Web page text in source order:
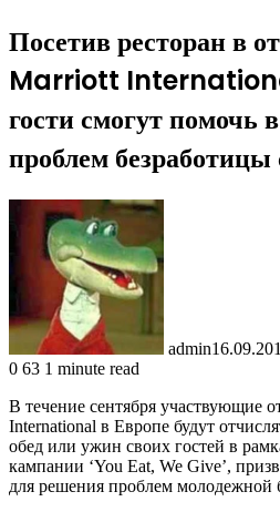
Посетив ресторан в
Marriott
гости смогут помочь
проблем
admin
0 63 1 minute read
В течение сентября участвующие
International в Европе будут
обед или ужин своих гостей в
кампании ‘You Eat, We Give’,
для решения проблем молодежной